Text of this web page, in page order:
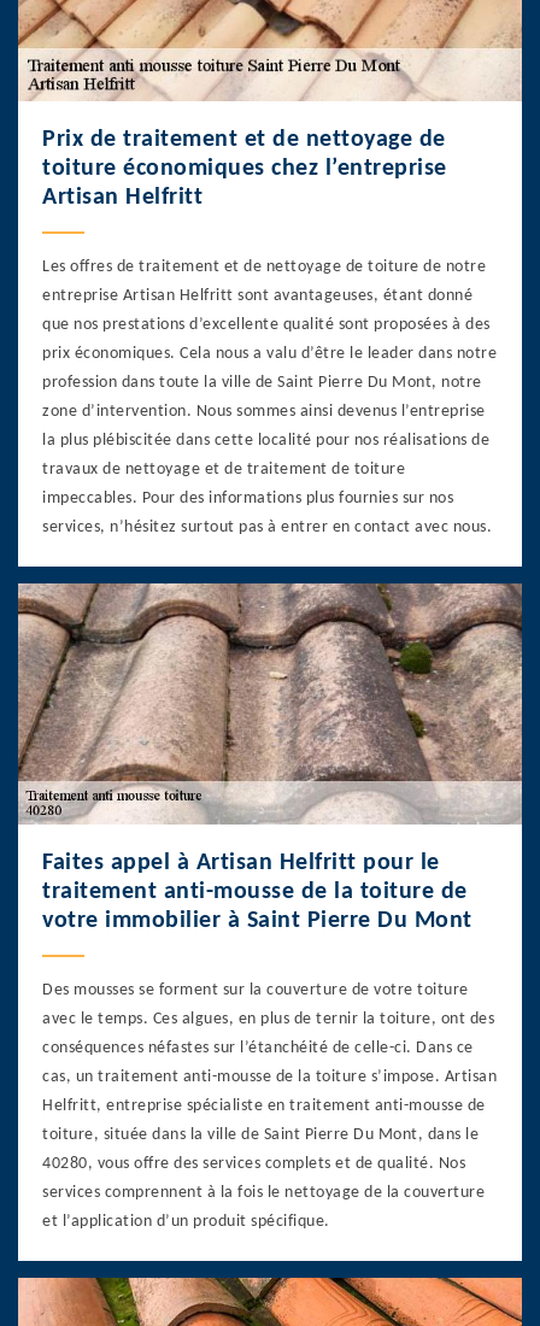
Prix de traitement et de nettoyage de
toiture économiques chez l’entreprise
Artisan Helfritt
Les offres de traitement et de nettoyage de toiture de notre
entreprise Artisan Helfritt sont avantageuses, étant donné
que nos prestations d’excellente qualité sont proposées à des
prix économiques. Cela nous a valu d’être le leader dans notre
profession dans toute la ville de Saint Pierre Du Mont, notre
zone d’intervention. Nous sommes ainsi devenus l’entreprise
la plus plébiscitée dans cette localité pour nos réalisations de
travaux de nettoyage et de traitement de toiture
impeccables. Pour des informations plus fournies sur nos
services, n’hésitez surtout pas à entrer en contact avec nous.
Faites appel à Artisan Helfritt pour le
traitement anti-mousse de la toiture de
votre immobilier à Saint Pierre Du Mont
Des mousses se forment sur la couverture de votre toiture
avec le temps. Ces algues, en plus de ternir la toiture, ont des
conséquences néfastes sur l’étanchéité de celle-ci. Dans ce
cas, un traitement anti-mousse de la toiture s’impose. Artisan
Helfritt, entreprise spécialiste en traitement anti-mousse de
toiture, située dans la ville de Saint Pierre Du Mont, dans le
40280, vous offre des services complets et de qualité. Nos
services comprennent à la fois le nettoyage de la couverture
et l’application d’un produit spécifique.